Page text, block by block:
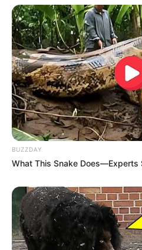
Edição Geral: JASB.
Encaminhamento de denúncia ao
O jornalismo do JASB.com.br
marcando ponto na vida dos ACS e
notícias em suas redes sociais!
BUZZDAY
What This Snake Does—Experts